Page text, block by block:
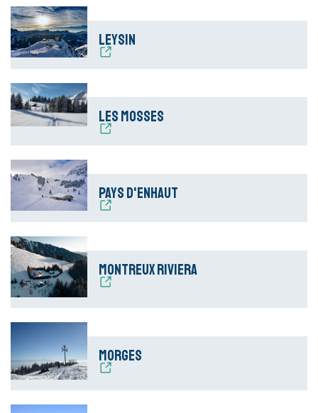
Leysin
Les Mosses
Pays d'Enhaut
Montreux Riviera
Morges